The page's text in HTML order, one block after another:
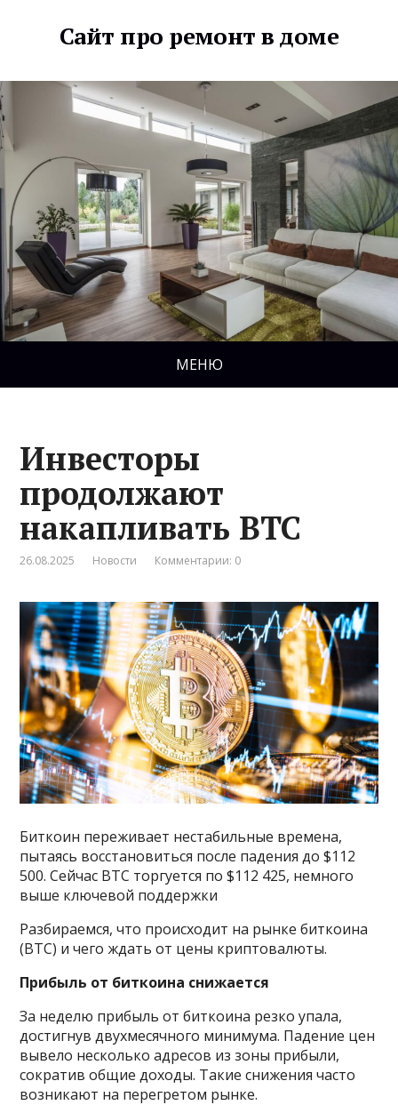
Сайт про ремонт в доме
МЕНЮ
Инвесторы
продолжают
накапливать BTC
26.08.2025 Новости Комментарии: 0
Биткоин переживает нестабильные времена,
пытаясь восстановиться после падения до $112
500. Сейчас BTC торгуется по $112 425, немного
выше ключевой поддержки
Разбираемся, что происходит на рынке биткоина
(BTC) и чего ждать от цены криптовалюты.
Прибыль от биткоина снижается
За неделю прибыль от биткоина резко упала,
достигнув двухмесячного минимума. Падение цен
вывело несколько адресов из зоны прибыли,
сократив общие доходы. Такие снижения часто
возникают на перегретом рынке.